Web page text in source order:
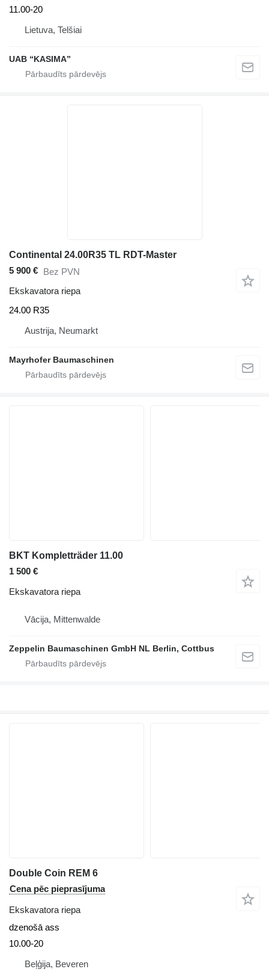
11.00-20
Lietuva, Telšiai
UAB “KASIMA”
Continental 24.00R35 TL RDT-Master
5 900 € Bez PVN
Ekskavatora riepa
24.00 R35
Austrija, Neumarkt
Mayrhofer Baumaschinen
BKT Kompletträder 11.00
1 500 €
Ekskavatora riepa
Vācija, Mittenwalde
Zeppelin Baumaschinen GmbH NL Berlin, Cottbus
Double Coin REM 6
Cena pēc pieprasījuma
Ekskavatora riepa
dzenošā ass
10.00-20
Beļģija, Beveren